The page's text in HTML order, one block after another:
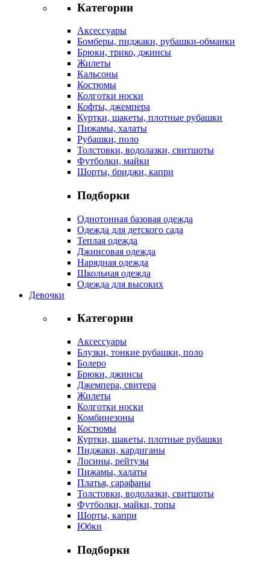
Категории
Аксессуары
Бомберы, пиджаки, рубашки-обманки
Брюки, трико, джинсы
Жилеты
Кальсоны
Костюмы
Колготки носки
Кофты, джемпера
Куртки, шакеты, плотные рубашки
Пижамы, халаты
Рубашки, поло
Толстовки, водолазки, свитшоты
Футболки, майки
Шорты, бриджи, капри
Подборки
Однотонная базовая одежда
Одежда для детского сада
Теплая одежда
Джинсовая одежда
Нарядная одежда
Школьная одежда
Одежда для высоких
Девочки
Категории
Аксессуары
Блузки, тонкие рубашки, поло
Болеро
Брюки, джинсы
Джемпера, свитера
Жилеты
Колготки носки
Комбинезоны
Костюмы
Куртки, шакеты, плотные рубашки
Пиджаки, кардиганы
Лосины, рейтузы
Пижамы, халаты
Платья, сарафаны
Толстовки, водолазки, свитшоты
Футболки, майки, топы
Шорты, капри
Юбки
Подборки